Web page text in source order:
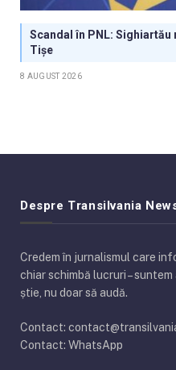
Scandal în PNL:
Tișe
8 AUGUST 2026
Despre Transilvania
Credem în jurnalismul care
chiar schimbă lucruri –
știe, nu doar să audă.
Contact:
Contact: WhatsApp